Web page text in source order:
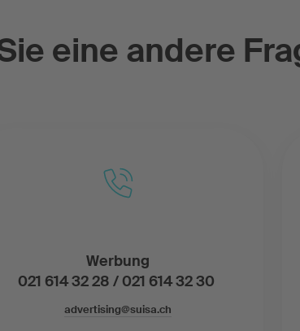
eine andere
Werbung
021 614 32 28 / 021 614 32 30
advertising@suisa.ch